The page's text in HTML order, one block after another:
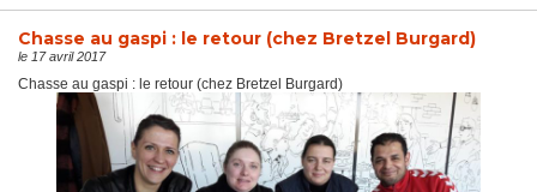
Chasse au gaspi : le retour (chez Bretzel Burgard)
le 17 avril 2017
Chasse au gaspi : le retour (chez Bretzel Burgard)